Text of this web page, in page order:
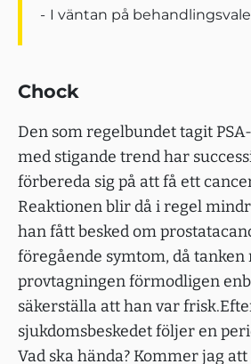
I väntan på
Chock
Den som regelbundet tagit
med stigande trend har
förbereda sig på att få ett
Reaktionen blir då i regel
han fått besked om
föregående symtom, då tanken
provtagningen förmodligen
säkerställa att han var
sjukdomsbeskedet följer en
Vad ska hända? Kommer jag att